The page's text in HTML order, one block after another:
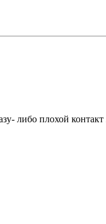
либо плохой контакт